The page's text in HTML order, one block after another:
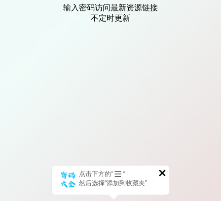
输入密码访问最新资源链接
不定时更新
点击下方的“
”
然后选择“添加到收藏夹”